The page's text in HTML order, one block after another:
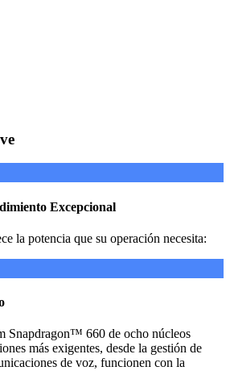
Excepcional
la potencia que su operación necesita:
Snapdragon™ 660 de ocho núcleos
más exigentes, desde la gestión de
de voz, funcionen con la